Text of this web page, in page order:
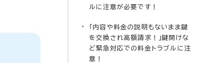
ルに注意が必要です！
「内容や料金の説明もないまま鍵
を交換され高額請求！」鍵開けな
ど緊急対応での料金トラブルに注
意！